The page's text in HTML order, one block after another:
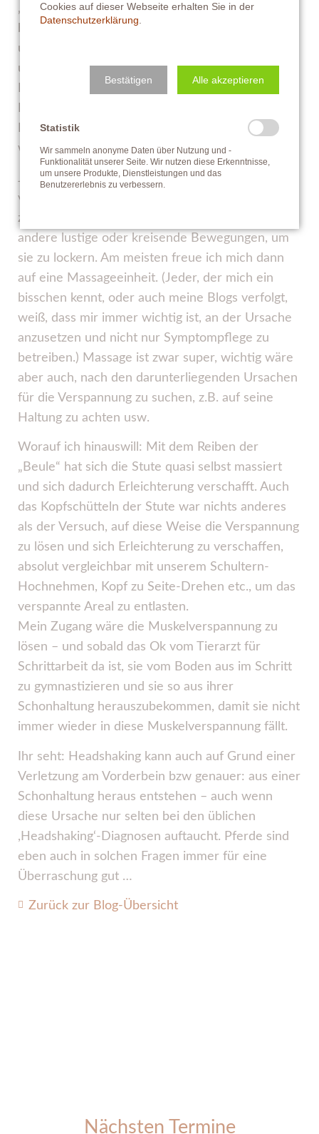
„gesunden“ Arms. Dadurch bekommt Ihr ein
bisschen „Schräglage“, auch Eure Augen sind auf
unterschiedlicher Höhe. Das ist auf DAuer
unangenehm – und man versucht, dies über
Muskeln im Bereich des Halses auszugleichen.
Belastung einer ganz speziellen Muskelstruktur,
woraus letztlich eine Beule resultieren kann.
Jeder von uns weiß, wie unangenehm eine
verspannte Nackenmuskulatur sein kann. Oft
ziehen wir dann die Schultern hoch oder machen
andere lustige oder kreisende Bewegungen, um
sie zu lockern. Am meisten freue ich mich dann
auf eine Massageeinheit. (Jeder, der mich ein
bisschen kennt, oder auch meine Blogs verfolgt,
weiß, dass mir immer wichtig ist, an der Ursache
anzusetzen und nicht nur Symptompflege zu
betreiben.) Massage ist zwar super, wichtig wäre
aber auch, nach den darunterliegenden Ursachen
für die Verspannung zu suchen, z.B. auf seine
Haltung zu achten usw.
Worauf ich hinauswill: Mit dem Reiben der
„Beule“ hat sich die Stute quasi selbst massiert
und sich dadurch Erleichterung verschafft. Auch
das Kopfschütteln der Stute war nichts anderes
als der Versuch, auf diese Weise die Verspannung
zu lösen und sich Erleichterung zu verschaffen,
absolut vergleichbar mit unserem Schultern-
Hochnehmen, Kopf zu Seite-Drehen etc., um das
verspannte Areal zu entlasten.
Mein Zugang wäre die Muskelverspannung zu
lösen – und sobald das Ok vom Tierarzt für
Schrittarbeit da ist, sie vom Boden aus im Schritt
zu gymnastizieren und sie so aus ihrer
Schonhaltung herauszubekommen, damit sie nicht
immer wieder in diese Muskelverspannung fällt.
Ihr seht: Headshaking kann auch auf Grund einer
Verletzung am Vorderbein bzw genauer: aus einer
Schonhaltung heraus entstehen – auch wenn
diese Ursache nur selten bei den üblichen
,Headshaking‘-Diagnosen auftaucht. Pferde sind
eben auch in solchen Fragen immer für eine
Überraschung gut …
Zurück zur Blog-Übersicht
Nächsten Termine
Cookies auf dieser Webseite erhalten Sie in der
Datenschutzerklärung.
Bestätigen Alle akzeptieren
Statistik
Wir sammeln anonyme Daten über Nutzung und -
Funktionalität unserer Seite. Wir nutzen diese Erkenntnisse,
um unsere Produkte, Dienstleistungen und das
Benutzererlebnis zu verbessern.